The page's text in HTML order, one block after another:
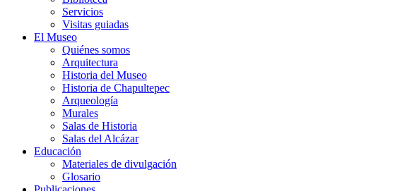
Servicios
Visitas guiadas
El Museo
Quiénes somos
Arquitectura
Historia del Museo
Historia de Chapultepec
Arqueología
Murales
Salas de Historia
Salas del Alcázar
Educación
Materiales de divulgación
Glosario